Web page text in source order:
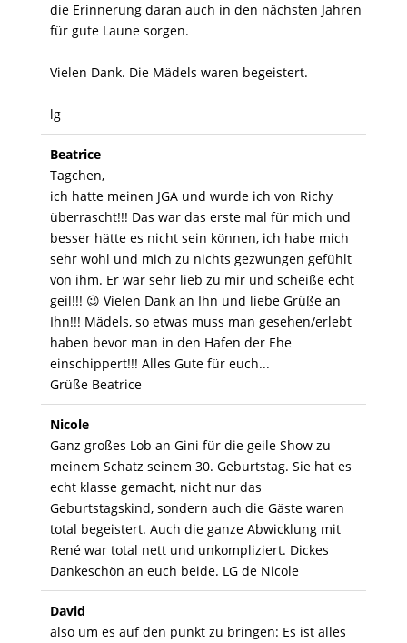
die Erinnerung daran auch in den nächsten Jahren
für gute Laune sorgen.
Vielen Dank. Die Mädels waren begeistert.
lg
Beatrice
Tagchen,
ich hatte meinen JGA und wurde ich von Richy
überrascht!!! Das war das erste mal für mich und
besser hätte es nicht sein können, ich habe mich
sehr wohl und mich zu nichts gezwungen gefühlt
von ihm. Er war sehr lieb zu mir und scheiße echt
geil!!! 😉 Vielen Dank an Ihn und liebe Grüße an
Ihn!!! Mädels, so etwas muss man gesehen/erlebt
haben bevor man in den Hafen der Ehe
einschippert!!! Alles Gute für euch...
Grüße Beatrice
Nicole
Ganz großes Lob an Gini für die geile Show zu
meinem Schatz seinem 30. Geburtstag. Sie hat es
echt klasse gemacht, nicht nur das
Geburtstagskind, sondern auch die Gäste waren
total begeistert. Auch die ganze Abwicklung mit
René war total nett und unkompliziert. Dickes
Dankeschön an euch beide. LG de Nicole
David
also um es auf den punkt zu bringen: Es ist alles